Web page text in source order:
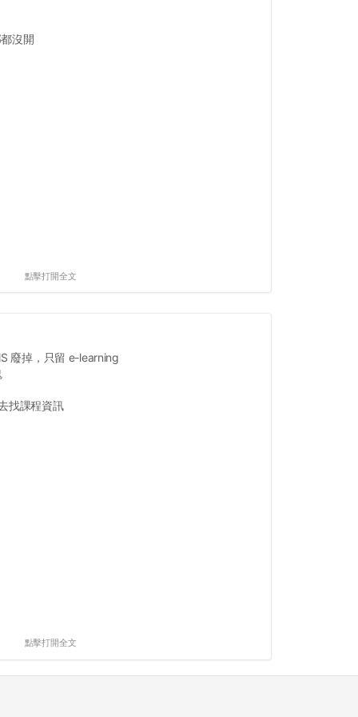
沒開
點擊打開全文
廢掉，只留 e-learning
找課程資訊
點擊打開全文